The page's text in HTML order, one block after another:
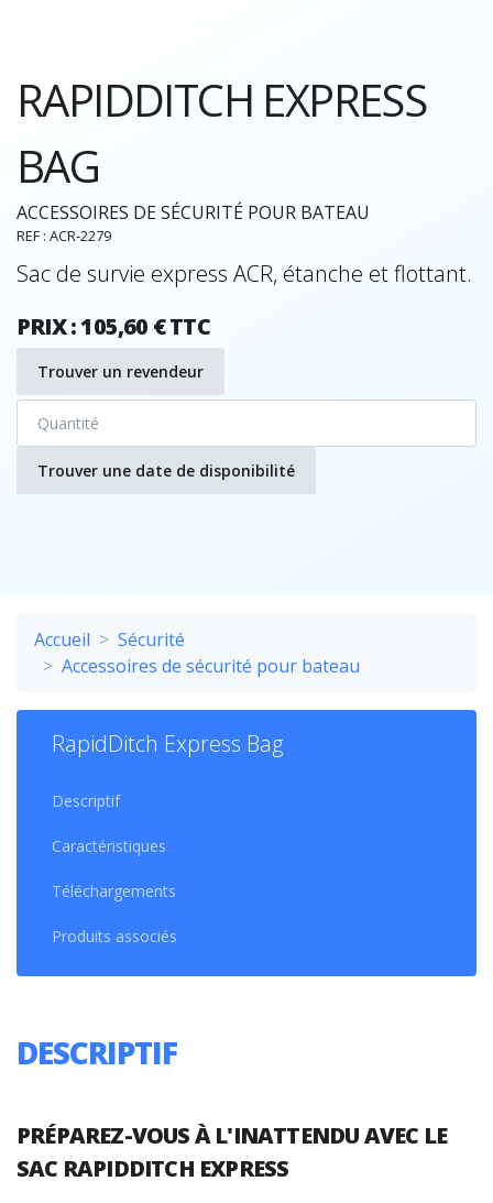
RAPIDDITCH EXPRESS
BAG
ACCESSOIRES DE SÉCURITÉ POUR BATEAU
REF : ACR-2279
Sac de survie express ACR, étanche et flottant.
PRIX : 105,60 € TTC
Trouver un revendeur
Trouver une date de disponibilité
Accueil
Sécurité
Accessoires de sécurité pour bateau
RapidDitch Express Bag
Descriptif
Caractéristiques
Téléchargements
Produits associés
DESCRIPTIF
PRÉPAREZ-VOUS À L'INATTENDU AVEC LE
SAC RAPIDDITCH EXPRESS